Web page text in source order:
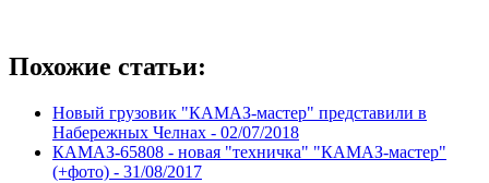
Похожие статьи:
Новый грузовик "КАМАЗ-мастер" представили в
Набережных Челнах - 02/07/2018
КАМАЗ-65808 - новая "техничка" "КАМАЗ-мастер"
(+фото) - 31/08/2017